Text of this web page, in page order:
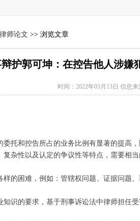
律师论文 >> 浏览文章
护郭可坤：在控告他人涉嫌
时间：2022年03月13日 信息来
托和控告所占的业务比例有显著的提高
杂性以及认定的争议性等特点，需要
的困难，例如：管辖权问题、证据问题
识的要求，基于刑事诉讼法中律师担任